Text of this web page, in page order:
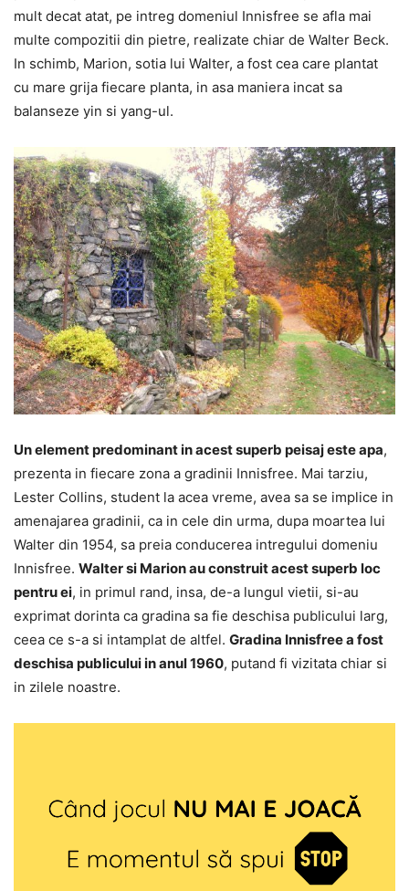
mult decat atat, pe intreg domeniul Innisfree se afla mai
multe compozitii din pietre, realizate chiar de Walter Beck.
In schimb, Marion, sotia lui Walter, a fost cea care plantat
cu mare grija fiecare planta, in asa maniera incat sa
balanseze yin si yang-ul.
Un element predominant in acest superb peisaj este apa,
prezenta in fiecare zona a gradinii Innisfree. Mai tarziu,
Lester Collins, student la acea vreme, avea sa se implice in
amenajarea gradinii, ca in cele din urma, dupa moartea lui
Walter din 1954, sa preia conducerea intregului domeniu
Innisfree. Walter si Marion au construit acest superb loc
pentru ei, in primul rand, insa, de-a lungul vietii, si-au
exprimat dorinta ca gradina sa fie deschisa publicului larg,
ceea ce s-a si intamplat de altfel. Gradina Innisfree a fost
deschisa publicului in anul 1960, putand fi vizitata chiar si
in zilele noastre.